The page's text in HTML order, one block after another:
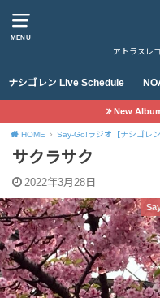
MENU
アトラスレ
ナシゴレン Live Schedule
New
HOME Say-Go!ラジオ【ナシゴレ
サクラサク
2022年3月28日